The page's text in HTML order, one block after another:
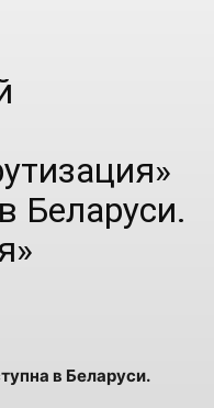
Беларуси.
в Беларуси.